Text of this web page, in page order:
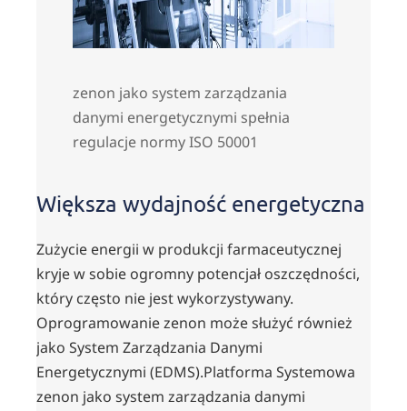
zenon jako system zarządzania
danymi energetycznymi spełnia
regulacje normy ISO 50001
Większa wydajność energetyczna
Zużycie energii w produkcji farmaceutycznej
kryje w sobie ogromny potencjał oszczędności,
który często nie jest wykorzystywany.
Oprogramowanie zenon może służyć również
jako System Zarządzania Danymi
Energetycznymi (EDMS).Platforma Systemowa
zenon jako system zarządzania danymi